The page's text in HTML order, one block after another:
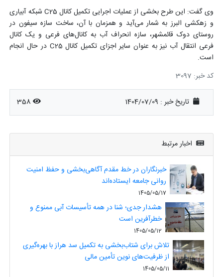
وی گفت: این طرح بخشی از عملیات اجرایی تکمیل کانال C25 شبکه آبیاری
و زهکشی البرز به شمار می‌آید و همزمان با آن، ساخت سازه سیفون در
روستای دوک قائمشهر، سازه انحراف آب به کانال‌های فرعی و یک کانال
فرعی انتقال آب نیز به عنوان سایر اجزای تکمیل کانال C25 در حال انجام
است.
کد خبر: 3097
تاریخ خبر : 1404/07/09 358
اخبار مرتبط
خبرنگاران در خط مقدم آگاهی‌بخشی و حفظ امنیت
روانی جامعه ایستاده‌اند
1405/05/17
هشدار جدی؛ شنا در همه تأسیسات آبی ممنوع و
خطرآفرین است
1405/05/12
تلاش برای شتاب‌بخشی به تکمیل سد هراز با بهره‌گیری
از ظرفیت‌های نوین تأمین مالی
1405/05/11